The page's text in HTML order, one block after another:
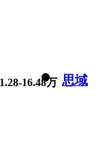
16.48万 思域